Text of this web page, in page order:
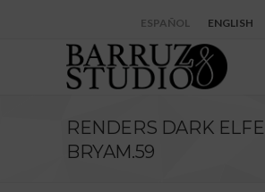
ESPAÑOL ENGLISH
RENDERS DARK ELFE
BRYAM.59